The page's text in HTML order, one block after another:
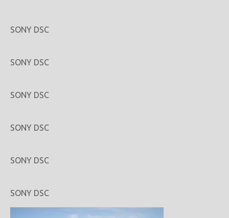
SONY DSC
SONY DSC
SONY DSC
SONY DSC
SONY DSC
SONY DSC